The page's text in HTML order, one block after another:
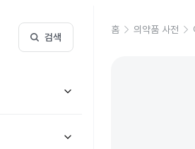
검색
홈 의약품 사전